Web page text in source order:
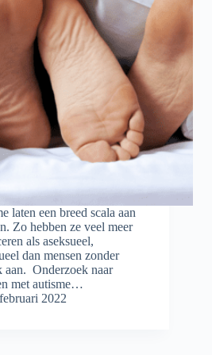
laten een breed scala aan
Zo hebben ze veel meer
als aseksueel,
dan mensen zonder
aan. Onderzoek naar
met autisme…
2022